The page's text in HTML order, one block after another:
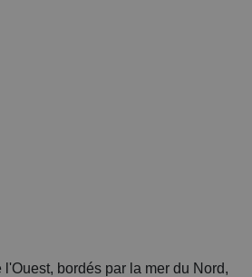
bordés par la mer du Nord,